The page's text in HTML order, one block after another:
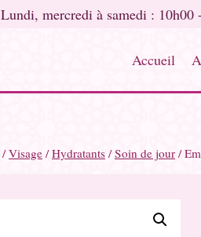
Lundi, mercredi à samedi :
Accueil
/ Visage / Hydratants / Soin de jour /